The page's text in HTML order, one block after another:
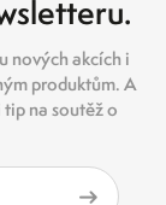
nových akcích i
produktům. A
na soutěž o